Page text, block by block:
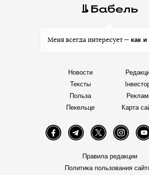
Меня всегда интересует — как
Новости
Тексты
Польза
Пекельце
Карта
FacebookTelegramTwitter
Правила редакции
Политика пользования